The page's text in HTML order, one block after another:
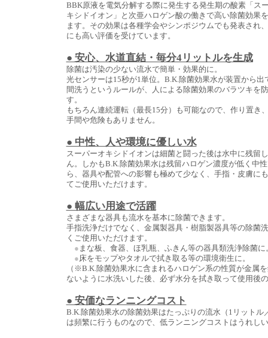
BBK原液を電気分解する際に発生する発生期の酸素「ス
キシドイオン」と次亜ハロゲン酸の働きで高い除菌効果
ます。その効果は各種学会やシンポジウムでも発表され
にも高い評価を受けています。
● 安心、水道直結・毎分4リットルを生成
除菌は汚染の少ない流水で簡単・効果的に。
光センサーは15秒が1単位。B.K.除菌効果水が装置から出
間洗うというルールが、人による除菌効果のバラツキを
す。
もちろん連続運転（最長15分）も可能なので、作り置き
手間や危険もありません。
● 中性、人や環境に優しい水
スーパーオキシドイオンは細菌と闘った後は水中に残留
ん。しかもB.K.除菌効果水は残留ハロゲン濃度が低く中
ら、器具や配管への影響も極めて少なく、手指・皮膚に
てご使用いただけます。
● 幅広い用途で活躍
さまざまな器具も流水を基本に除菌できます。
手指洗浄だけでなく、金属製器具・樹脂製器具等の除菌
くご使用いただけます。
● まな板、食器、ほ乳瓶、ふきん等の器具類洗浄除菌に
●床をモップやタオルで拭き取る等の環境衛生に。
（※B.K.除菌効果水に含まれるハロゲン系の性質が金属
ないように水洗いした後、必ず水分を拭き取って使用後
● 安価なランニングコスト
B.K.除菌効果水の除菌効果はたっぷりの流水（1リット
は頻繁に行うものなので、低ランニングコストはうれし